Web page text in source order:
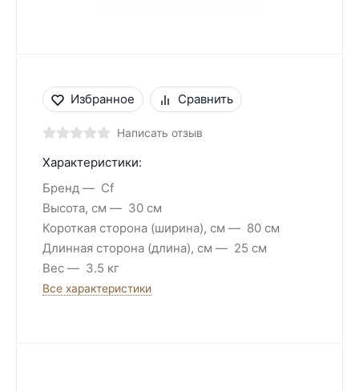
Избранное Сравнить
Написать отзыв
Характеристики:
Бренд
Cf
Высота, см
30 см
Короткая сторона (ширина), см
80 см
Длинная сторона (длина), см
25 см
Вес
3.5 кг
Все характеристики